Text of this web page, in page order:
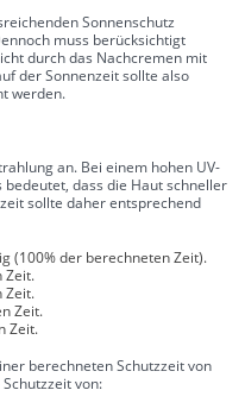
Sonnenschutz
muss berücksichtigt
durch das Nachcremen mit
der Sonnenzeit sollte also
werden.
an. Bei einem hohen UV-
dass die Haut schneller
sollte daher entsprechend
(100% der berechneten Zeit).
Zeit.
Zeit.
Zeit.
Zeit.
berechneten Schutzzeit von
von: